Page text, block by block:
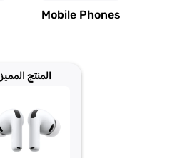
Mobile Phones
المنتج المميز